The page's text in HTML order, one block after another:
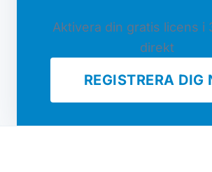
Aktivera din gratis licens i
direkt
REGISTRERA DIG